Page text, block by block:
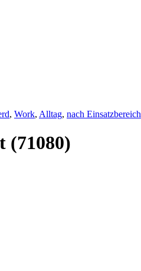
, Work, Alltag, nach Einsatzbereich
(71080)